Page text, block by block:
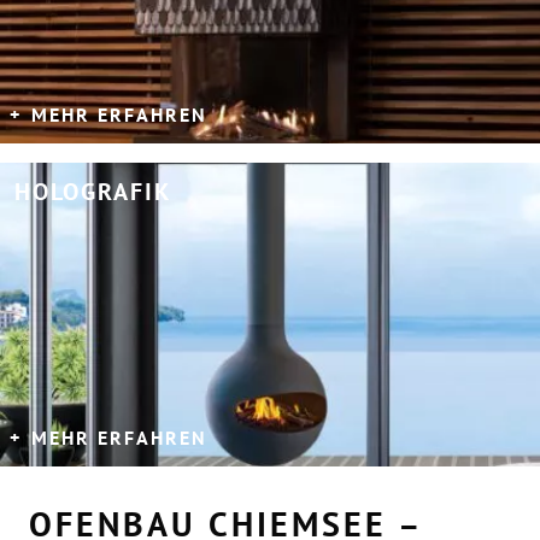
MEHR ERFAHREN
HOLOGRAFIK
MEHR ERFAHREN
OFENBAU CHIEMSEE –